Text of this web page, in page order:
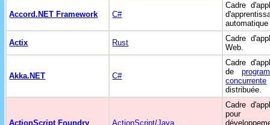
Accord.NET Framework C#
Cadre
automatique
Actix Rust
Cadre
Web.
Akka.NET C#
Cadre
de
concurrente
distribuée.
ActionScript Foundry ActionScript/Java
Cadre